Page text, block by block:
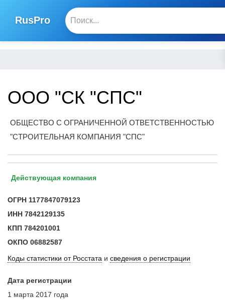
RusPro
ООО "СК "СПС"
ОБЩЕСТВО С ОГРАНИЧЕННОЙ ОТВЕТСТВЕННОСТЬЮ
"СТРОИТЕЛЬНАЯ КОМПАНИЯ "СПС"
Действующая компания
ОГРН 1177847079123
ИНН 7842129135
КПП 784201001
ОКПО 06882587
Коды статистики от Росстата и сведения о регистрации
Дата регистрации
1 марта 2017 года